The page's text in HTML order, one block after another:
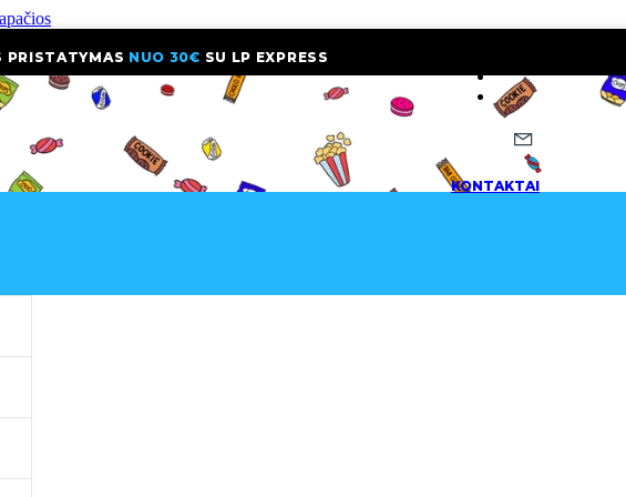
PRISTATYMAS NUO 30€ SU LP EXPRESS
KONTAKTAI